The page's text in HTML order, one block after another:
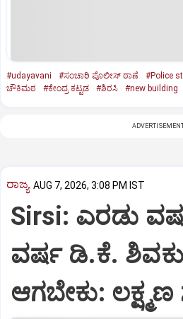
#udayavani #ಸಂಚಾರಿ ಪೊಲೀಸ್ ಠಾಣೆ #Police
ಚೌಕಿಮಠ
#ಕೇಂದ್ರ ಕಟ್ಟಡ #ಶಿರಸಿ #new building
ರಾಜ್ಯ AUG 7, 2026, 3:08 PM IST
Sirsi: ಎರಡು
ವರ್ಷ ಡಿ.ಕೆ.
ಆಗಬೇಕು: